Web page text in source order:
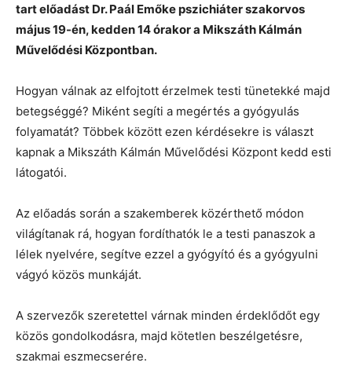
tart előadást Dr. Paál Emőke pszichiáter szakorvos
május 19-én, kedden 14 órakor a Mikszáth Kálmán
Művelődési Központban.
Hogyan válnak az elfojtott érzelmek testi tünetekké majd
betegséggé? Miként segíti a megértés a gyógyulás
folyamatát? Többek között ezen kérdésekre is választ
kapnak a Mikszáth Kálmán Művelődési Központ kedd esti
látogatói.
Az előadás során a szakemberek közérthető módon
világítanak rá, hogyan fordíthatók le a testi panaszok a
lélek nyelvére, segítve ezzel a gyógyító és a gyógyulni
vágyó közös munkáját.
A szervezők szeretettel várnak minden érdeklődőt egy
közös gondolkodásra, majd kötetlen beszélgetésre,
szakmai eszmecserére.